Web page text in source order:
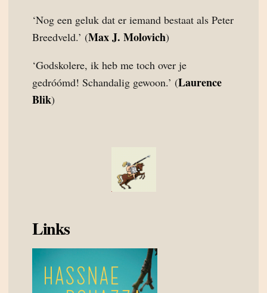
‘Nog een geluk dat er iemand bestaat als Peter
Breedveld.’ (Max J. Molovich)
‘Godskolere, ik heb me toch over je
gedróómd! Schandalig gewoon.’ (Laurence
Blik)
Links